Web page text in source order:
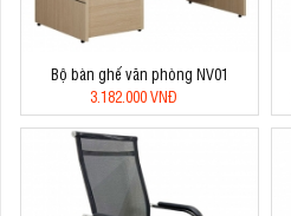
Bộ bàn ghế văn phòng NV01
3.182.000 VNĐ